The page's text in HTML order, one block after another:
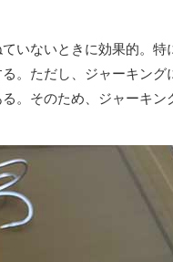
いないときに効果的。特
。ただし、ジャーキング
。そのため、ジャーキン